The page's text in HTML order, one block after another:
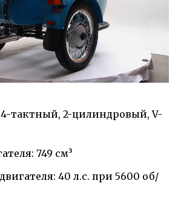
4-тактный, 2-цилиндровый, V-
749 см³
40 л.с. при 5600 об/